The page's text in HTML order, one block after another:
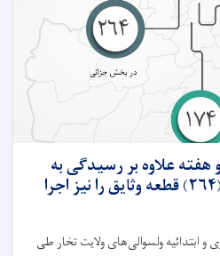
علاوه بر رسيدگی به
(۴۶۴) دوسیه، به تعداد (۲۶۴) قطعه وثایق را نیز اجرا
و ابتدائیه ولسوالى‌های ولایت تخار طی